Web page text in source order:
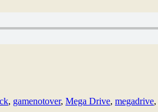
, gamenotover, Mega Drive, megadrive,